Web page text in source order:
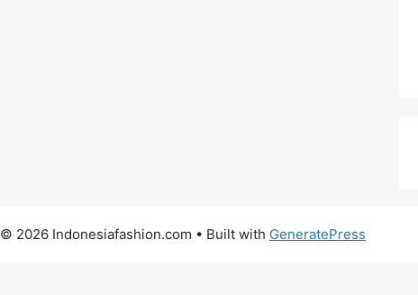
© 2026 Indonesiafashion.com • Built with GeneratePress